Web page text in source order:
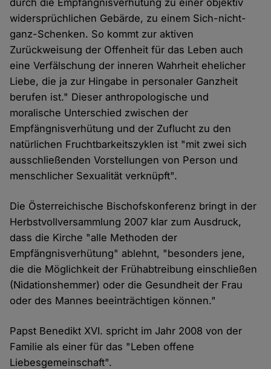
widersprüchlichen Gebärde, zu einem Sich-nicht-
ganz-Schenken. So kommt zur aktiven
Zurückweisung der Offenheit für das Leben auch
eine Verfälschung der inneren Wahrheit ehelicher
Liebe, die ja zur Hingabe in personaler Ganzheit
berufen ist." Dieser anthropologische und
moralische Unterschied zwischen der
Empfängnisverhütung und der Zuflucht zu den
natürlichen Fruchtbarkeitszyklen ist "mit zwei sich
ausschließenden Vorstellungen von Person und
menschlicher Sexualität verknüpft".
Die Österreichische Bischofskonferenz bringt in der
Herbstvollversammlung 2007 klar zum Ausdruck,
dass die Kirche "alle Methoden der
Empfängnisverhütung" ablehnt, "besonders jene,
die die Möglichkeit der Frühabtreibung einschließen
(Nidationshemmer) oder die Gesundheit der Frau
oder des Mannes beeinträchtigen können."
Papst Benedikt XVI. spricht im Jahr 2008 von der
Familie als einer für das "Leben offene
Liebesgemeinschaft".